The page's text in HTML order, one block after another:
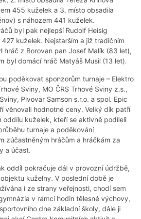
455 kuželek a 3. místo obsadila
s náhozem 441 kuželek.
byl pak nejlepší Rudolf Heisig
kuželek. Nejstarším a již tradičním
hráč z Borovan pan Josef Malík (83 let),
byl domácí hráč Matyáš Musil (13 let).
poděkovat sponzorům turnaje – Elektro
Sviny, MO ČRS Trhové Sviny z.s.,
Pivovar Samson s.r.o. a spol. Epic
věnovali hodnotné ceny. Velký dík patří
oddílu kuželek, kteří se aktivně podíleli
turnaje a poděkování
zúčastněným hráčům a hráčkám za
a účast.
oddíl pokračuje dál v provozní údržbě,
kuželny. V poslední době je
i ze strany veřejnosti, chodí sem
v rámci hodin tělesné výchovy,
dne základní školy, dále ji